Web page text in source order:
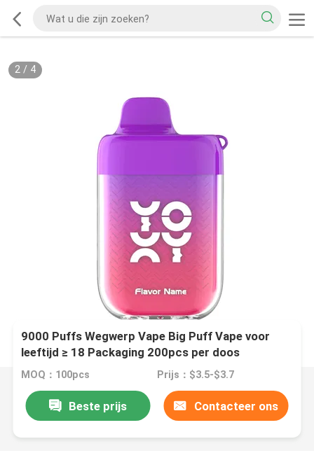
2/ 4
9000 Puffs Wegwerp Vape Big Puff Vape voor
leeftijd ≥ 18 Packaging 200pcs per doos
MOQ：100pcs Prijs：$3.5-$3.7
Beste prijs Contacteer ons